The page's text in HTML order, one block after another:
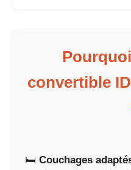
convertible
🛏️ Couchages